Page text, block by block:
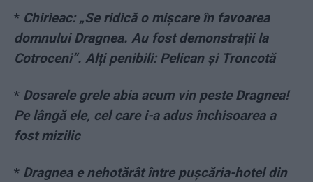
* Chirieac: „Se ridică o mișcare în favoarea
domnului Dragnea. Au fost demonstrații la
Cotroceni”. Alți penibili: Pelican și Troncotă
* Dosarele grele abia acum vin peste Dragnea!
Pe lângă ele, cel care i-a adus închisoarea a
fost mizilic
* Dragnea e nehotărât între pușcăria-hotel din